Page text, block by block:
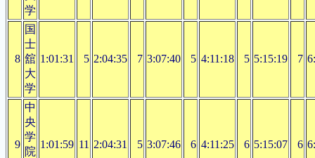
学
8
国
士
舘
大
学
1:01:31 5 2:04:35 7 3:07:40 5 4:11:18 5 5:15:19 7
9
中
央
学
院
1:01:59 11 2:04:31 5 3:07:46 6 4:11:25 6 5:15:07 6